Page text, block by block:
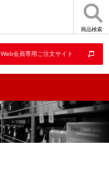
商品検索
Web会員専用ご注文サイト